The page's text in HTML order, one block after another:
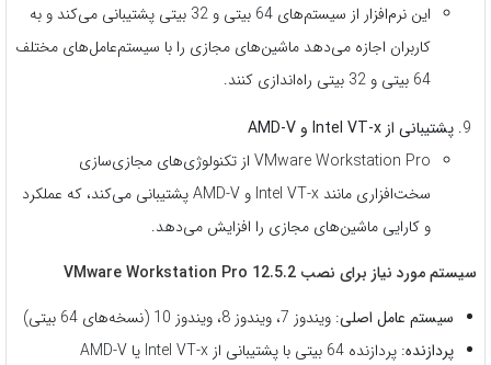
این نرم‌افزار از سیستم‌های 64 بیتی و 32 بیتی پشتیبانی می‌کند و به
کاربران اجازه می‌دهد ماشین‌های مجازی را با سیستم‌عامل‌های مختلف
64 بیتی و 32 بیتی راه‌اندازی کنند.
پشتیبانی از Intel VT-x و AMD-V
VMware Workstation Pro از تکنولوژی‌های مجازی‌سازی
سخت‌افزاری مانند Intel VT-x و AMD-V پشتیبانی می‌کند، که عملکرد
و کارایی ماشین‌های مجازی را افزایش می‌دهد.
سیستم مورد نیاز برای نصب VMware Workstation Pro 12.5.2
سیستم عامل اصلی: ویندوز 7، ویندوز 8، ویندوز 10 (نسخه‌های 64 بیتی)
پردازنده: پردازنده 64 بیتی با پشتیبانی از Intel VT-x یا AMD-V